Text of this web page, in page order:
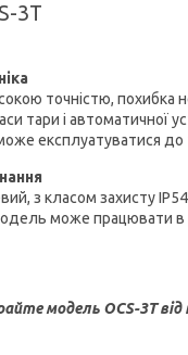
3Т
точністю, похибка
тари і
експлуатуватися до
з класом захисту
може працювати
модель OCS-3Т